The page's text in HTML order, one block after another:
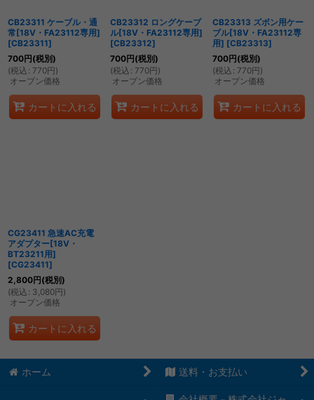
CB23311 ケーブル・通
常[18V・FA23112専用]
[CB23311]
700円(税別)
(税込 : 770円)
オープン価格
カートに入れる
CB23312 ロングケーブ
ル[18V・FA23112専用]
[CB23312]
700円(税別)
(税込 : 770円)
オープン価格
カートに入れる
CB23313 ズボン用ケー
ブル[18V・FA23112専
用] [CB23313]
700円(税別)
(税込 : 770円)
オープン価格
カートに入れる
CG23411 急速AC充電
アダプター[18V・
BT23211用]
[CG23411]
2,800円(税別)
(税込 : 3,080円)
オープン価格
カートに入れる
ホーム 送料・お支払い